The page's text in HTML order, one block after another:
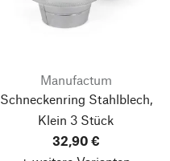
Manufactum
Schneckenring Stahlblech,
Klein 3 Stück
32,90 €